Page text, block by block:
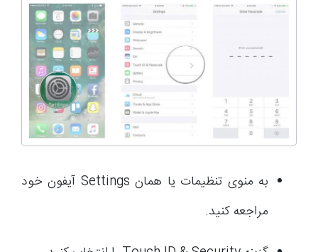
به منوی تنظیمات یا همان Settings آیفون خود
مراجعه کنید.